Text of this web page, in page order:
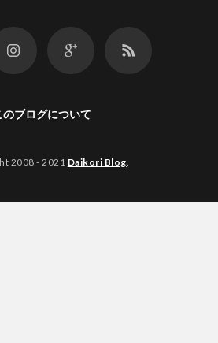
のブログについて
2008 - 2021 Daikori Blog.